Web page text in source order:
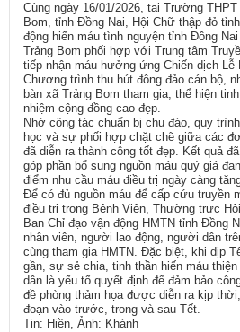
Cùng ngày 16/01/2026, tại Trường
Bom, tỉnh Đồng Nai, Hội Chữ thập đỏ
động hiến máu tình nguyện tỉnh Đồng
Trảng Bom phối hợp với Trung tâm
tiếp nhận máu hưởng ứng Chiến dịch Lễ
Chương trình thu hút đông đảo cán bộ,
bàn xã Trảng Bom tham gia, thể hiện
nhiệm cộng đồng cao đẹp.
Nhờ công tác chuẩn bị chu đáo, quy
học và sự phối hợp chặt chẽ giữa các
đã diễn ra thành công tốt đẹp. Kết quả
góp phần bổ sung nguồn máu quý giá
điểm nhu cầu máu điều trị ngày càng
Để có đủ nguồn máu để cấp cứu truyền
điều trị trong Bệnh Viện, Thường trực
Ban Chỉ đạo vận động HMTN tỉnh Đồng
nhân viên, người lao động, người dân
cùng tham gia HMTN. Đặc biệt, khi dịp
gần, sự sẻ chia, tinh thần hiến máu
dân là yếu tố quyết định để đảm bảo
đề phòng thảm họa được diễn ra kịp
đoạn vào trước, trong và sau Tết.
Tin: Hiền, Ảnh: Khánh​